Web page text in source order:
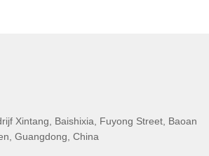
Xintang, Baishixia, Fuyong Street, Baoan
Guangdong, China